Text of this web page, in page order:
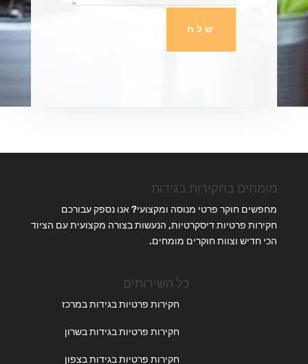
שלח
מומחים בחקירות בגידות
מחפשים חוקר פרטי מנוסה ומקצועי? אנו נספק עבורכם
חקירות פרטיות דיסקרטיות, הנעשות בצורה מקצועית עם הציוד
הכי חדיש וצוות חוקרים מומחים.
כל השירותים
חקירות פרטיות בגידות במרכז
חקירות פרטיות בגידות בשרון
חקירות פרטיות בגידות בצפון